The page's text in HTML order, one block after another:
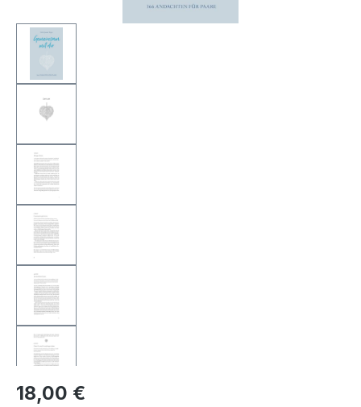
Regulärer Preis:
18,00 €